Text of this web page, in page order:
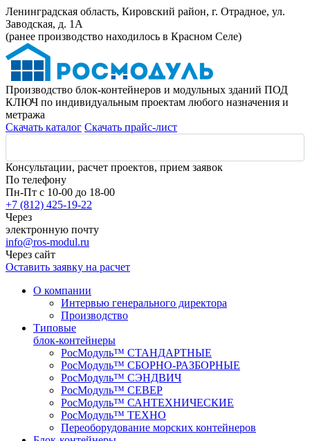
Ленинградская область, Кировский район, г. Отрадное, ул.
Заводская, д. 1А
(ранее производство находилось в Красном Селе)
Производство блок-контейнеров и модульных зданий ПОД
КЛЮЧ по индивидуальным проектам любого назначения и
метража
Скачать каталог Скачать прайс-лист
Консультации, расчет проектов, прием заявок
По телефону
Пн-Пт с 10-00 до 18-00
+7 (812) 425-19-22
Через
электронную почту
info@ros-modul.ru
Через сайт
Оставить заявку на расчет
О компании
Интервью генерального директора
Производство
Типовые
блок-контейнеры
РосМодуль™ СТАНДАРТНЫЕ
РосМодуль™ СБОРНО-РАЗБОРНЫЕ
РосМодуль™ СЭНДВИЧ
РосМодуль™ СЕВЕР
РосМодуль™ САНТЕХНИЧЕСКИЕ
РосМодуль™ ТЕХНО
Переоборудование морских контейнеров